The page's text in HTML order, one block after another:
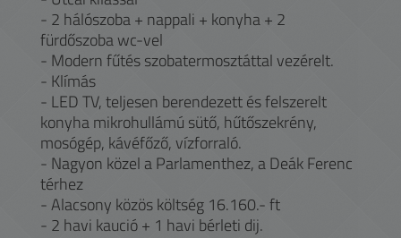
- 2 hálószoba + nappali + konyha + 2
fürdőszoba wc-vel
- Modern fűtés szobatermosztáttal vezérelt.
- Klímás
- LED TV, teljesen berendezett és felszerelt
konyha mikrohullámú sütő, hűtőszekrény,
mosógép, kávéfőző, vízforraló.
- Nagyon közel a Parlamenthez, a Deák Ferenc
térhez
- Alacsony közös költség 16.160.- ft
- 2 havi kaució + 1 havi bérleti dij.